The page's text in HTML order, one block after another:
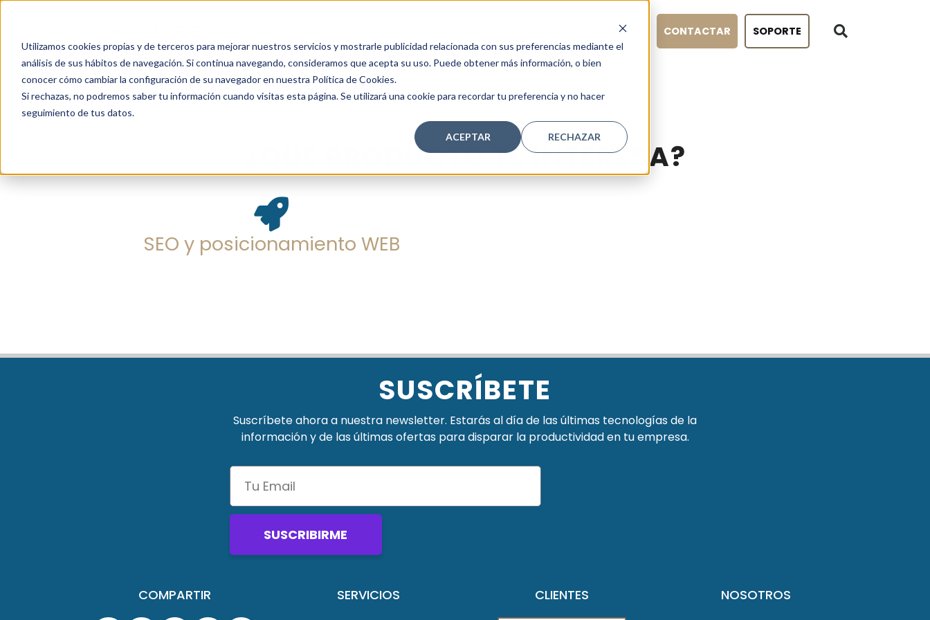
Utilizamos cookies propias y de terceros para mejorar nuestros servicios y mostrarle publicidad relacionada con sus preferencias mediante el
análisis de sus hábitos de navegación. Si continua navegando, consideramos que acepta su uso. Puede obtener más información, o bien
conocer cómo cambiar la configuración de su navegador en nuestra Política de Cookies.
Si rechazas, no podremos saber tu información cuando visitas esta página. Se utilizará una cookie para recordar tu preferencia y no hacer
seguimiento de tus datos.
ACEPTAR RECHAZAR
BLOG CONTACTAR SOPORTE
¿QUE PRODUCTO TE INTERESA?
SEO y posicionamiento WEB
SUSCRÍBETE
Suscríbete ahora a nuestra newsletter. Estarás al día de las últimas tecnologías de la
información y de las últimas ofertas para disparar la productividad en tu empresa.
SUSCRIBIRME
COMPARTIR SERVICIOS CLIENTES NOSOTROS